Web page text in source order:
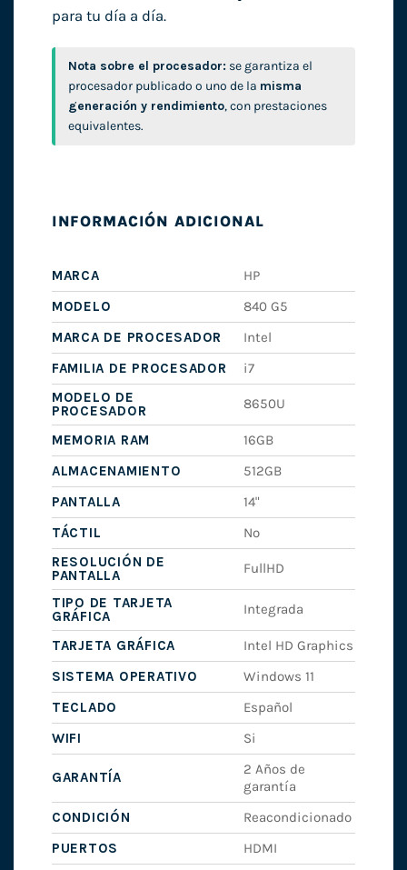
para tu día a día.
Nota sobre el procesador: se garantiza el
procesador publicado o uno de la misma
generación y rendimiento, con prestaciones
equivalentes.
INFORMACIÓN ADICIONAL
MARCA
HP
MODELO
840 G5
MARCA DE PROCESADOR
Intel
FAMILIA DE PROCESADOR
i7
MODELO DE
PROCESADOR
8650U
MEMORIA RAM
16GB
ALMACENAMIENTO
512GB
PANTALLA
14"
TÁCTIL
No
RESOLUCIÓN DE
PANTALLA
FullHD
TIPO DE TARJETA
GRÁFICA
Integrada
TARJETA GRÁFICA
Intel HD Graphics
SISTEMA OPERATIVO
Windows 11
TECLADO
Español
WIFI
Si
GARANTÍA
2 Años de
garantía
CONDICIÓN
Reacondicionado
PUERTOS
HDMI